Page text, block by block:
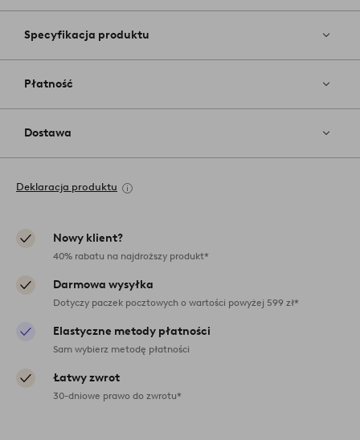
Specyfikacja produktu
Płatność
Dostawa
Deklaracja produktu
Nowy klient?
40% rabatu na najdroższy produkt*
Darmowa wysyłka
Dotyczy paczek pocztowych o wartości powyżej 599 zł*
Elastyczne metody płatności
Sam wybierz metodę płatności
Łatwy zwrot
30-dniowe prawo do zwrotu*